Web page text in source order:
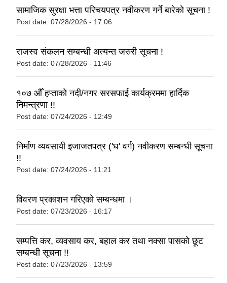
सामाजिक सुरक्षा भत्ता परिचयपत्र नवीकरण गर्ने बारेकाे सूचना !
Post date: 07/28/2026 - 17:06
राजस्व संकलन सम्बन्धी अत्यन्त जरुरी सूचना !
Post date: 07/28/2026 - 11:46
१०७ औँ हप्ताको नदी/नगर सरसफाई कार्यक्रममा हार्दिक
निमन्त्रणा !!
Post date: 07/24/2026 - 12:49
निर्माण व्यवसायी इजाजतपत्र ('घ' वर्ग) नवीकरण सम्बन्धी सूचना
!!
Post date: 07/24/2026 - 11:21
विवरण प्रकाशन गरिएकाे सम्बन्धमा ।
Post date: 07/23/2026 - 16:17
सम्पत्ति कर, व्यवसाय कर, बहाल कर तथा नक्सा पासकाे छूट
सम्बन्धी सूचना !!
Post date: 07/23/2026 - 13:59